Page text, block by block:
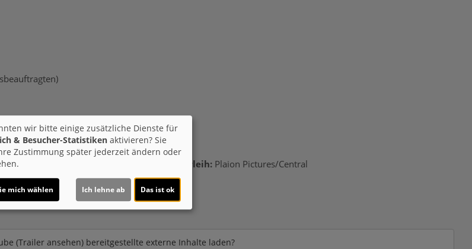
Verleih: Plaion Pictures/Central
(Trailer ansehen) bereitgestellte externe Inhalte laden?
wir bitte einige zusätzliche Dienste für
& Besucher-Statistiken aktivieren? Sie
Zustimmung später jederzeit ändern oder
mich wählen Ich lehne ab Das ist ok